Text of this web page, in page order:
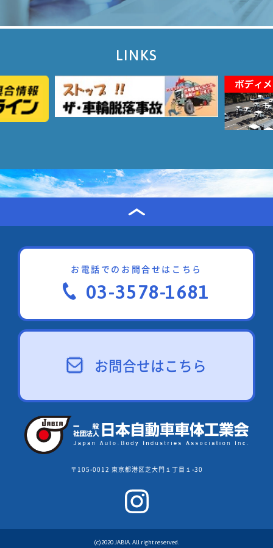
LINKS
お電話でのお問合せはこちら
03-3578-1681
お問合せはこちら
〒105-0012 東京都港区芝大門１丁目１-30
(c)2020 JABIA. All right reserved.